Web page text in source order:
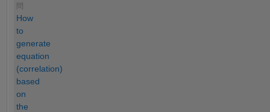
How
to
generate
equation
(correlation)
based
on
the